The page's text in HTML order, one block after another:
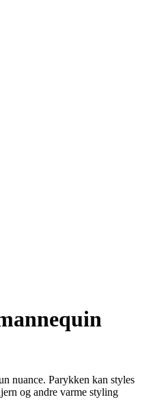
nuance. Parykken kan styles
og andre varme styling